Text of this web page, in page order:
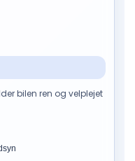
bilen ren og velplejet